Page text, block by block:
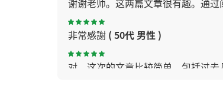
谢谢老师。这两篇文章很有趣。通过
非常感謝 ( 50代 男性 )
对，这次的文章比较简单。包括过去